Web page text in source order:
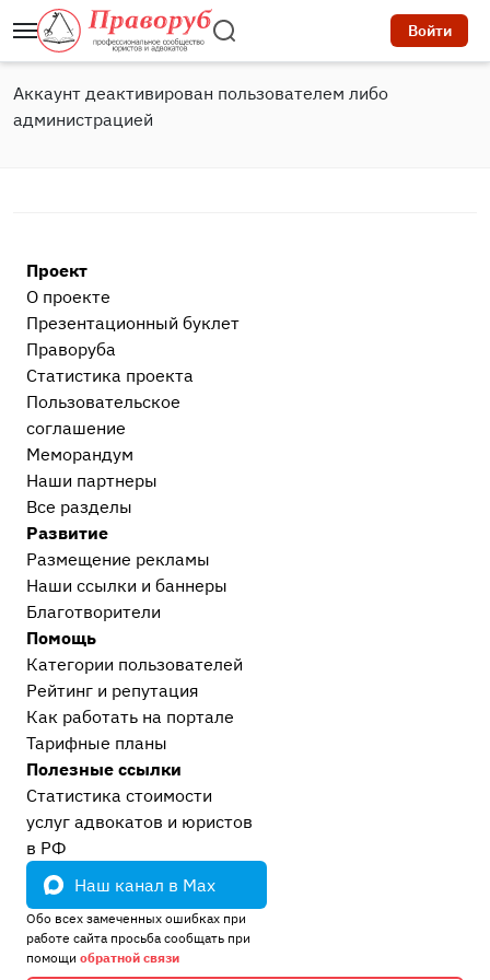
Войти
Аккаунт деактивирован пользователем либо
администрацией
Проект
О проекте
Презентационный букл​ет
Праворуба
Статистика проекта
Пользовательское
соглашение
Меморандум
Наши партнеры
Все разделы
Развитие
Размещение рекламы
Наши ссылки и баннеры
Благотворители
Помощь
Категории пользователей
Рейтинг и репутация
Как работать на портале
Тарифные планы
Полезные ссылки
Статистика стоимости
услуг адвокатов и юристов
в РФ
Наш канал в Max
Обо всех замеченных ошибках при
работе сайта просьба сообщать при
помощи обратной связи